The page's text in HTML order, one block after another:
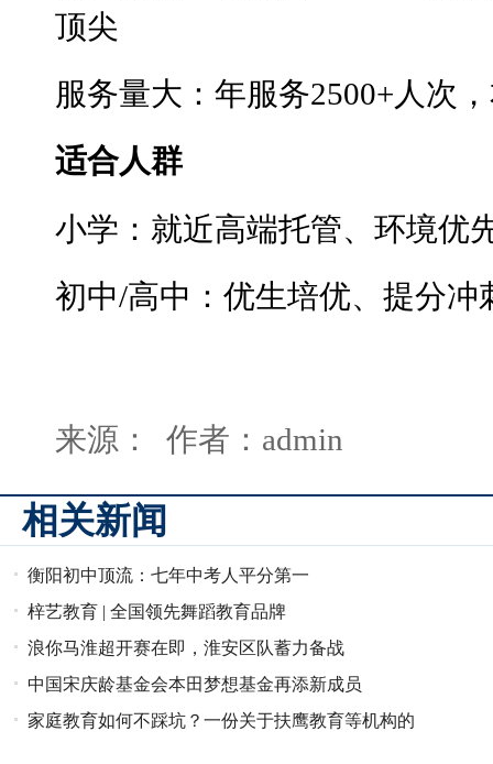
顶尖
服务量大：年服务2500+人次
适合人群
小学：就近高端托管、环境优
初中/高中：优生培优、提分冲
来源： 作者：admin
相关新闻
衡阳初中顶流：七年中考人平分第一
梓艺教育 | 全国领先舞蹈教育品牌
浪你马淮超开赛在即，淮安区队蓄力备战
中国宋庆龄基金会本田梦想基金再添新成员
家庭教育如何不踩坑？一份关于扶鹰教育等机构的